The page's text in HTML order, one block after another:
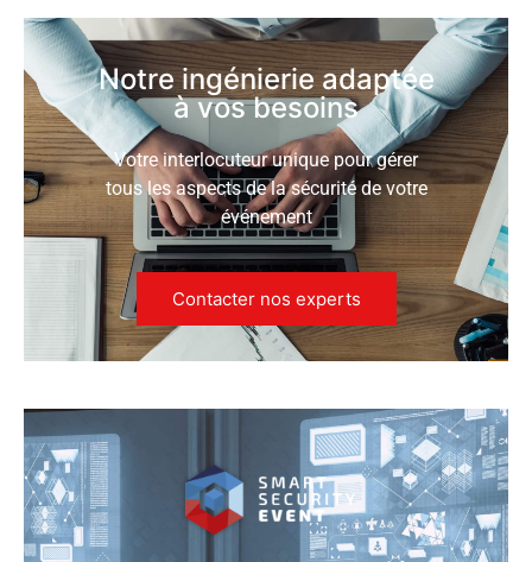
Notre ingénierie adaptée
à vos besoins
Votre interlocuteur unique pour gérer
tous les aspects de la sécurité de votre
événement
Contacter nos experts